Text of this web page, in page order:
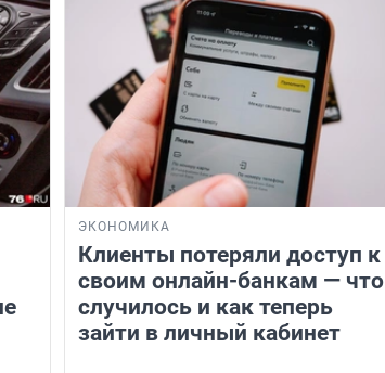
ЭКОНОМИКА
Клиенты потеряли доступ к
своим онлайн-банкам — что
случилось и как теперь
зайти в личный кабинет